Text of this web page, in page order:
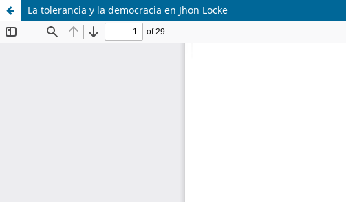
La tolerancia y la democracia en Jhon Locke